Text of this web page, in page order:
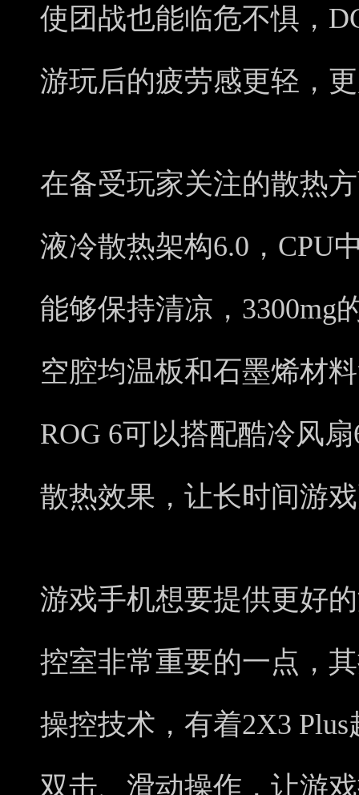
使团战也能临危不惧，
游玩后的疲劳感更轻，
在备受玩家关注的散热
液冷散热架构6.0，CPU
能够保持清凉，3300mg
空腔均温板和石墨烯材
ROG 6可以搭配酷冷风
散热效果，让长时间游
游戏手机想要提供更好
控室非常重要的一点，
操控技术，有着2X3
双击、滑动操作，让游